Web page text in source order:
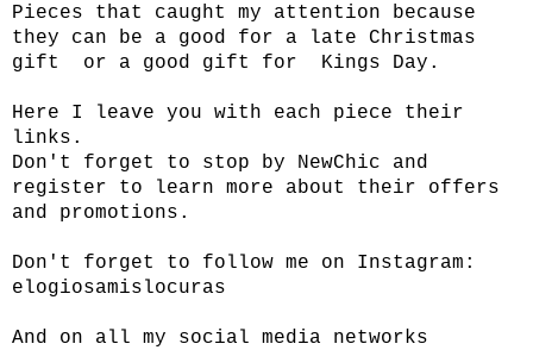
Pieces that caught my attention because
they can be a good for a late Christmas
gift or a good gift for Kings Day.
Here I leave you with each piece their
links.
Don't forget to stop by NewChic and
register to learn more about their offers
and promotions.
Don't forget to follow me on Instagram:
elogiosamislocuras
And on all my social media networks